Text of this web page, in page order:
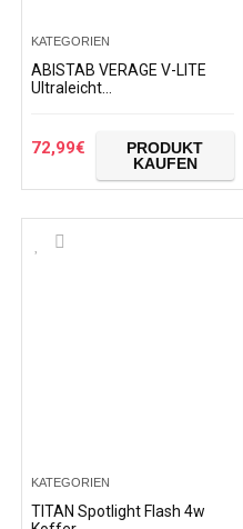
KATEGORIEN
ABISTAB VERAGE V-LITE
Ultraleicht
Handgepäckkoffer S-55cm
37L…
72,99€
PRODUKT
KAUFEN
KATEGORIEN
TITAN Spotlight Flash 4w